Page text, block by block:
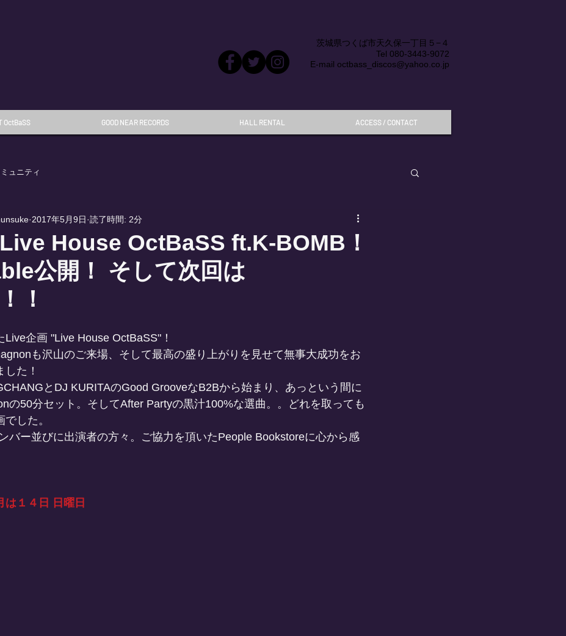
茨城県つくば市天久保一丁目５−４
Tel 080-3443-9072
E-mail octbass_discos@yahoo.co.jp
OctBaSS GOOD NEAR RECORDS HALL RENTAL ACCESS / CONTACT
ミュニティ
House OctBaSS ft.K-BOMB！
公開！ そして次回は
！
2017年5月9日 読了時間: 2分
企画 "Live House OctBaSS"！
も沢山のご来場、そして最高の盛り上がりを見せて無事大成功をお
た！
とDJ KURITAのGood GrooveなB2Bから始まり、あっという間に
の50分セット。そしてAfter Partyの黒汁100%な選曲。。どれを取っても
した。
バー並びに出演者の方々。ご協力を頂いたPeople Bookstoreに心から感
は１４日 日曜日